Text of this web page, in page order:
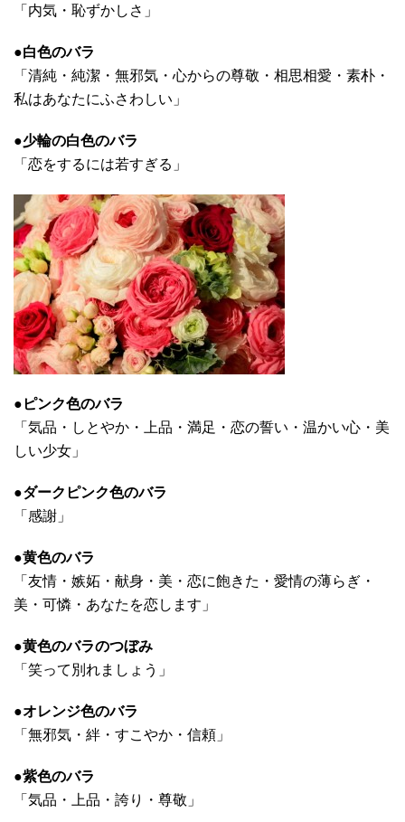
「内気・恥ずかしさ」
●白色のバラ
「清純・純潔・無邪気・心からの尊敬・相思相愛・素朴・
私はあなたにふさわしい」
●少輪の白色のバラ
「恋をするには若すぎる」
●ピンク色のバラ
「気品・しとやか・上品・満足・恋の誓い・温かい心・美
しい少女」
●ダークピンク色のバラ
「感謝」
●黄色のバラ
「友情・嫉妬・献身・美・恋に飽きた・愛情の薄らぎ・
美・可憐・あなたを恋します」
●黄色のバラのつぼみ
「笑って別れましょう」
●オレンジ色のバラ
「無邪気・絆・すこやか・信頼」
●紫色のバラ
「気品・上品・誇り・尊敬」